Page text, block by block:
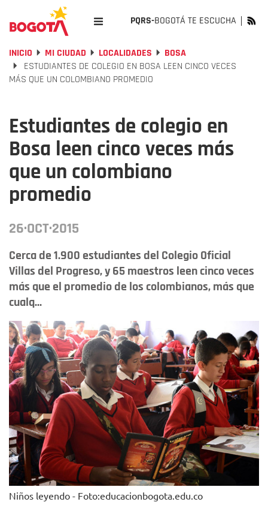
PQRS-BOGOTÁ TE ESCUCHA
INICIO MI CIUDAD LOCALIDADES
BOSA
ESTUDIANTES DE COLEGIO EN BOSA LEEN CINCO VECES
MÁS QUE UN COLOMBIANO PROMEDIO
Estudiantes de colegio en
Bosa leen cinco veces más
que un colombiano
promedio
26·OCT·2015
Cerca de 1.900 estudiantes del Colegio Oficial
Villas del Progreso, y 65 maestros leen cinco veces
más que el promedio de los colombianos, más que
cualq...
Niños leyendo - Foto:educacionbogota.edu.co